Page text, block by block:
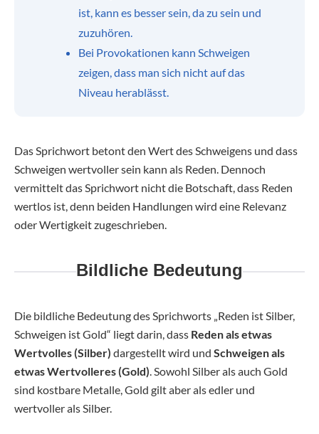
ist, kann es besser sein, da zu sein und
zuzuhören.
Bei Provokationen kann Schweigen
zeigen, dass man sich nicht auf das
Niveau herablässt.
Das Sprichwort betont den Wert des Schweigens und dass
Schweigen wertvoller sein kann als Reden. Dennoch
vermittelt das Sprichwort nicht die Botschaft, dass Reden
wertlos ist, denn beiden Handlungen wird eine Relevanz
oder Wertigkeit zugeschrieben.
Bildliche Bedeutung
Die bildliche Bedeutung des Sprichworts „Reden ist Silber,
Schweigen ist Gold“ liegt darin, dass Reden als etwas
Wertvolles (Silber) dargestellt wird und Schweigen als
etwas Wertvolleres (Gold). Sowohl Silber als auch Gold
sind kostbare Metalle, Gold gilt aber als edler und
wertvoller als Silber.